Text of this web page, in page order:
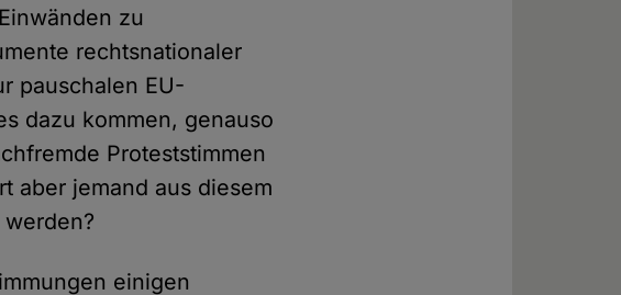
zu
rechtsnationaler
pauschalen EU-
dazu kommen, genauso
Proteststimmen
aber jemand aus diesem
einigen